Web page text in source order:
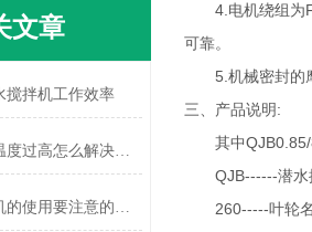
4.电机绕组为F
可靠。
5.机械密封的摩
三、产品说明:
其中QJB0.85/
QJB------潜水
260-----叶轮名
文章
搅拌机工作效率
机械格栅的电机温度过高怎么解决？
冲压式潜水搅拌机的使用要注意的事项